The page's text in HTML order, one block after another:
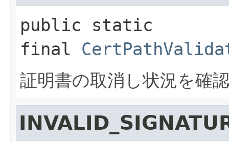
public static
final
証明書の取消し状況を確